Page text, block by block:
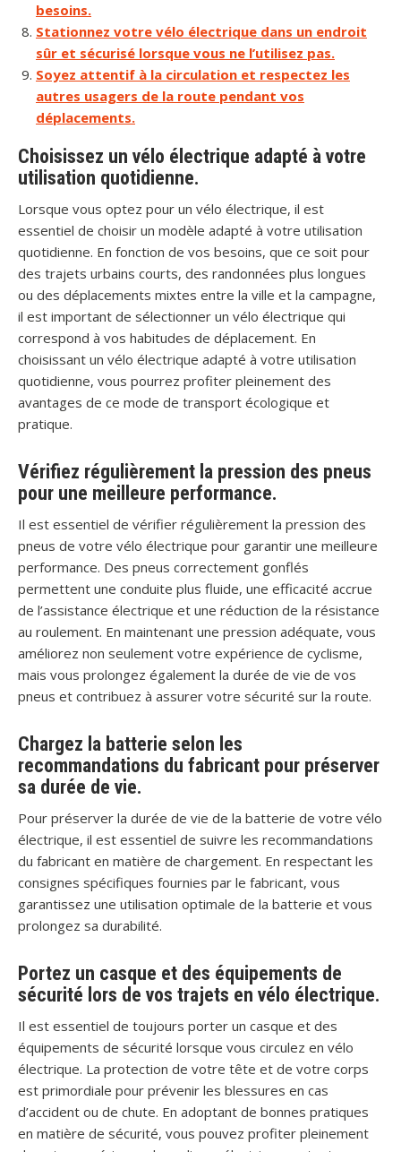
besoins.
Stationnez votre vélo électrique dans un endroit
sûr et sécurisé lorsque vous ne l’utilisez pas.
Soyez attentif à la circulation et respectez les
autres usagers de la route pendant vos
déplacements.
Choisissez un vélo électrique adapté à votre
utilisation quotidienne.
Lorsque vous optez pour un vélo électrique, il est
essentiel de choisir un modèle adapté à votre utilisation
quotidienne. En fonction de vos besoins, que ce soit pour
des trajets urbains courts, des randonnées plus longues
ou des déplacements mixtes entre la ville et la campagne,
il est important de sélectionner un vélo électrique qui
correspond à vos habitudes de déplacement. En
choisissant un vélo électrique adapté à votre utilisation
quotidienne, vous pourrez profiter pleinement des
avantages de ce mode de transport écologique et
pratique.
Vérifiez régulièrement la pression des pneus
pour une meilleure performance.
Il est essentiel de vérifier régulièrement la pression des
pneus de votre vélo électrique pour garantir une meilleure
performance. Des pneus correctement gonflés
permettent une conduite plus fluide, une efficacité accrue
de l’assistance électrique et une réduction de la résistance
au roulement. En maintenant une pression adéquate, vous
améliorez non seulement votre expérience de cyclisme,
mais vous prolongez également la durée de vie de vos
pneus et contribuez à assurer votre sécurité sur la route.
Chargez la batterie selon les
recommandations du fabricant pour préserver
sa durée de vie.
Pour préserver la durée de vie de la batterie de votre vélo
électrique, il est essentiel de suivre les recommandations
du fabricant en matière de chargement. En respectant les
consignes spécifiques fournies par le fabricant, vous
garantissez une utilisation optimale de la batterie et vous
prolongez sa durabilité.
Portez un casque et des équipements de
sécurité lors de vos trajets en vélo électrique.
Il est essentiel de toujours porter un casque et des
équipements de sécurité lorsque vous circulez en vélo
électrique. La protection de votre tête et de votre corps
est primordiale pour prévenir les blessures en cas
d’accident ou de chute. En adoptant de bonnes pratiques
en matière de sécurité, vous pouvez profiter pleinement